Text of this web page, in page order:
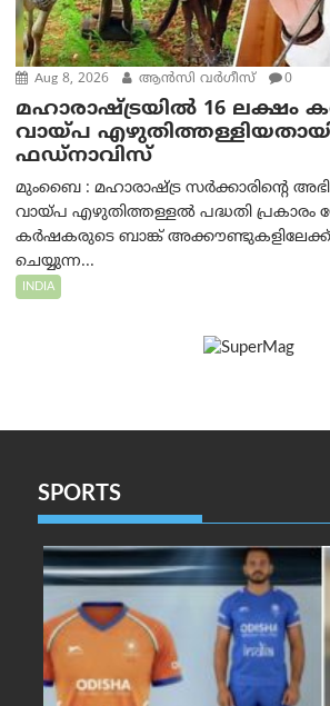
Aug 8, 2026 ആന്‍സി വര്‍ഗീസ് 0
മഹാരാഷ്ട്രയിൽ 16 ലക്ഷം
വായ്പ എഴുതിത്തള്ളിയതായി
ഫഡ്‌നാവിസ്
മുംബൈ : മഹാരാഷ്ട്ര സർക്കാരിന്റെ
വായ്പ എഴുതിത്തള്ളൽ പദ്ധതി പ്രകാരം
കർഷകരുടെ ബാങ്ക്
ചെയ്യുന്ന...
INDIA
SPORTS